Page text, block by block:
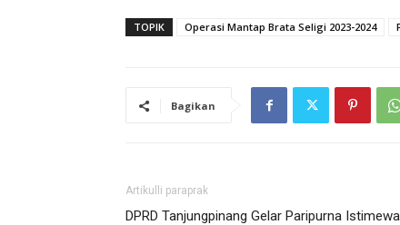
TOPIK Operasi Mantap Brata Seligi 2023-2024
Bagikan
Artikulli paraprak
DPRD Tanjungpinang Gelar Paripurna Istimewa